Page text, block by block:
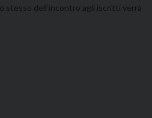
stesso dell’incontro agli iscritti verrà